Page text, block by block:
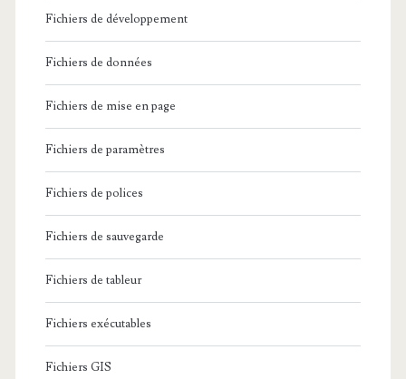
Fichiers de développement
Fichiers de données
Fichiers de mise en page
Fichiers de paramètres
Fichiers de polices
Fichiers de sauvegarde
Fichiers de tableur
Fichiers exécutables
Fichiers GIS